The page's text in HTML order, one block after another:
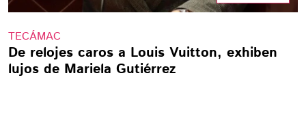
TECÁMAC
De relojes caros a Louis Vuitton, exhiben
lujos de Mariela Gutiérrez